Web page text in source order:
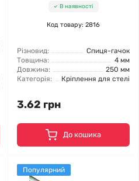
В наявності
Код товару: 2816
Різновид:
Спиця-гачок
Товщина:
4 мм
Довжина:
250 мм
Категорія:
Кріплення для стелі
3.62 грн
До кошика
Популярний